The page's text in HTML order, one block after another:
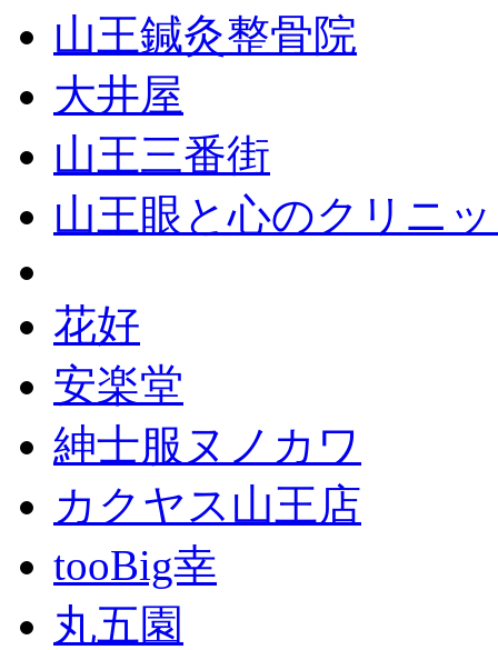
山王鍼灸整骨院
大井屋
山王三番街
山王眼と心のクリニ
花好
安楽堂
紳士服ヌノカワ
カクヤス山王店
tooBig幸
丸五園